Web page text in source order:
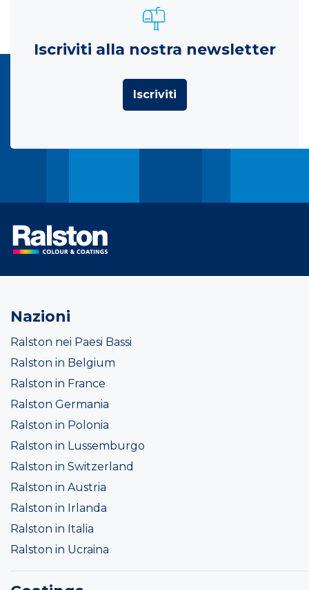
Iscriviti alla nostra newsletter
Iscriviti
Nazioni
Ralston nei Paesi Bassi
Ralston in Belgium
Ralston in France
Ralston Germania
Ralston in Polonia
Ralston in Lussemburgo
Ralston in Switzerland
Ralston in Austria
Ralston in Irlanda
Ralston in Italia
Ralston in Ucraina